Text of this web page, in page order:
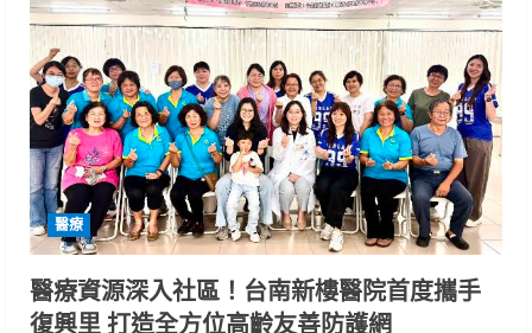
R
e
a
d
i
n
醫療
醫療資源深入社區！台南新樓醫院首度攜手
復興里 打造全方位高齡友善防護網